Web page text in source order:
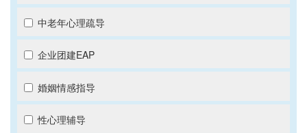
中老年心理疏导
企业团建EAP
婚姻情感指导
性心理辅导